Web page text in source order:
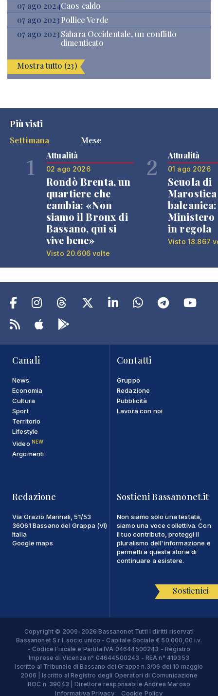
07 ago 2024Caos caldo
07 ago 2023Pollice Verde
07 ago 2023Sahara Occidentale, un conflitto
dimenticato
Mostra tutto (23)
Più visti
Settimana
Mese
1 Attualità
02 ago 2026
Rondò Brenta, un
quartiere che
cambia: «Non
siamo il Bronx di
Bassano, qui si
vive bene»
Visto 20.606 volte
2 Attualità
01 ago 2026
Scuola di
Ministero
in regola
Visto 18.867
Canali
News
Economia
Cultura
Sport
Territorio
Lifestyle
Video NEW
Argomenti
Contatti
Gruppo
Redazione
Pubblicità
Lavora con noi
Redazione
Via Orazio Marinali, 51/53
36061 Bassano del Grappa (VI)
Italia
Google maps
Sostieni Bassanonet.it
Non siamo solo una testata,
siamo una voce collettiva. Con
il tuo contributo, proteggi il
pluralismo dell'informazione e
permetti a queste storie di
continuare a esistere.
Sostienici
Copyright © 2009-2026 Bassanonet Tutti i diritti riservati
Bassanonet S.r.l. socio unico - Capitale Sociale € 50.000,00 i.v.
- Codice Fiscale e Partita IVA 04644500243 - Registro
Imprese di Vicenza n° 04644500243 - REA n° 419353
Iscritto al Tribunale di Bassano del Grappa n.3/06 del 10 maggio
2006 | Iscritto al Registro degli Operatori di Comunicazione
ROC n. 39043 | Direttore responsabile Andrea Maroso
Informativa Privacy Cookie Policy